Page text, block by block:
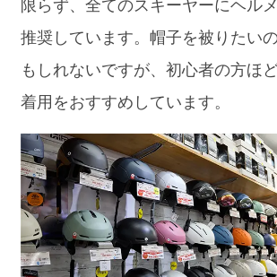
限らず、全てのスキーヤーにヘル
推奨しています。帽子を被りたい
もしれないですが、初心者の方ほ
着用をおすすめしています。